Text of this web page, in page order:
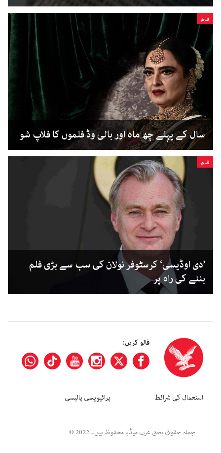
فلم
سال کے پہلے چھ ماہ اور بالی وڈ فلموں کا فلاپ شو
فلم
’دی اوڈیسی‘ کرسٹوفر نولان کی سب سے بڑی فلم
بننے کی راہ پر
فالو کریں:
استعمال کی شرائط پرائیویسی پالیسی
جملہ حقوق بحق عرب میڈیا محفوظ ہیں۔ 2022 ©